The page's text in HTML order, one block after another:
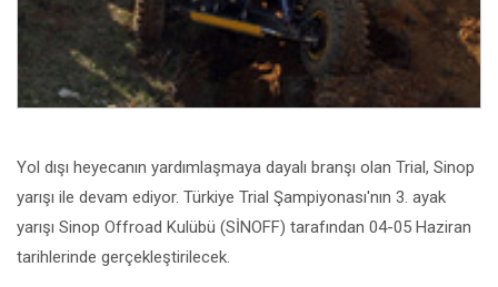
Yol dışı heyecanın yardımlaşmaya dayalı branşı olan Trial, Sinop
yarışı ile devam ediyor. Türkiye Trial Şampiyonası'nın 3. ayak
yarışı Sinop Offroad Kulübü (SİNOFF) tarafından 04-05 Haziran
tarihlerinde gerçekleştirilecek.